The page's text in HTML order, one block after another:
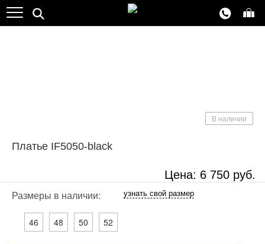
В наличии
Платье IF5050-black
Цена: 6 750 руб.
Размеры в наличии:
46 48 50 52
узнать свой размер